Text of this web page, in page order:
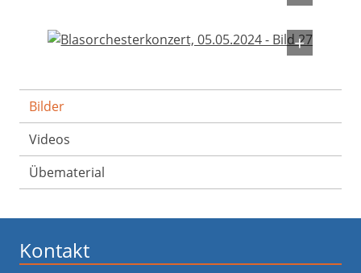
Bilder
Videos
Übematerial
Kontakt